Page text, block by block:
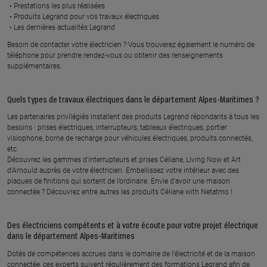
52 chemin de la vieille fontaine,
06250 MOUGINS
En savoir plus
203 chemin du parc du roy, 06410
En savoir plus
540 avenue de la plaine, 06250
En savoir plus
DUARTE NEWCO
24 d allee charles nungesser,
En savoir plus
VOLTAIR
176 avenue de la plaine, 06250
En savoir plus
QUALITY ELEC HOM'ELEC
Prestations les plus réalisées
Produits Legrand pour vos travaux électriques
Les dernières actualités Legrand
Besoin de contacter votre électricien ? Vous trouverez également le numéro de
téléphone pour prendre rendez-vous ou obtenir des renseignements
supplémentaires.
Quels types de travaux électriques dans le département Alpes-Maritimes ?
Les partenaires privilégiés installent des produits Legrand répondants à tous les
besoins : prises électriques, interrupteurs, tableaux électriques, portier
visiophone, borne de recharge pour véhicules électriques, produits connectés,
etc.
Découvrez les gammes d’interrupteurs et prises Céliane, Living Now et Art
d’Arnould auprès de votre électricien. Embellissez votre intérieur avec des
plaques de finitions qui sortent de l’ordinaire. Envie d’avoir une maison
connectée ? Découvrez entre autres les produits Céliane with Netatmo !
Des électriciens compétents et à votre écoute pour votre projet électrique
dans le département Alpes-Maritimes
Dotés de compétences accrues dans le domaine de l’électricité et de la maison
connectée, ces experts suivent régulièrement des formations Legrand afin de